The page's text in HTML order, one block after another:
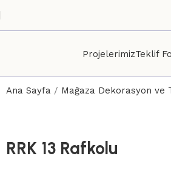
ProjelerimizTeklif
Ana Sayfa Mağaza Dekorasyon ve
RRK 13 Rafkolu